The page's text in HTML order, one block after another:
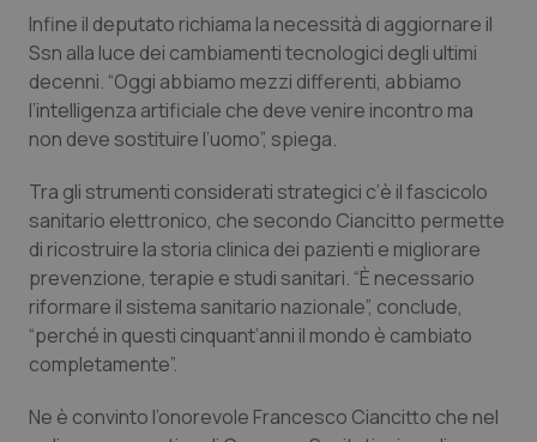
Infine il deputato richiama la necessità di aggiornare il
Ssn alla luce dei cambiamenti tecnologici degli ultimi
decenni. “Oggi abbiamo mezzi differenti, abbiamo
l’intelligenza artificiale che deve venire incontro ma
non deve sostituire l’uomo”, spiega.
Tra gli strumenti considerati strategici c’è il fascicolo
sanitario elettronico, che secondo Ciancitto permette
di ricostruire la storia clinica dei pazienti e migliorare
prevenzione, terapie e studi sanitari. “È necessario
riformare il sistema sanitario nazionale”, conclude,
“perché in questi cinquant’anni il mondo è cambiato
completamente”.
Ne è convinto l’onorevole Francesco Ciancitto che nel